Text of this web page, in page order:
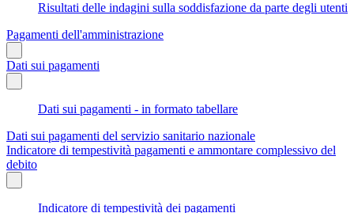
Risultati delle indagini sulla soddisfazione da parte degli utenti
Pagamenti dell'amministrazione
Dati sui pagamenti
Dati sui pagamenti - in formato tabellare
Dati sui pagamenti del servizio sanitario nazionale
Indicatore di tempestività pagamenti e ammontare complessivo del
debito
Indicatore di tempestività dei pagamenti